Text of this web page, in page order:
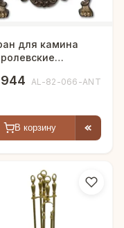
для камина
944
AL-82-066-ANT
В корзину